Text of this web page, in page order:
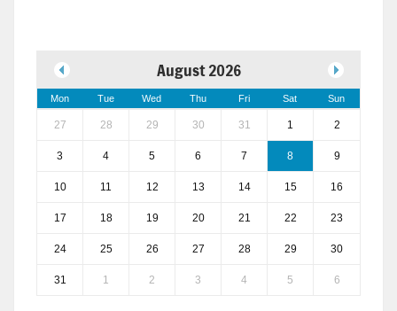
August 2026
Mon Tue Wed Thu Fri Sat Sun
27 28 29 30 31 1 2
3 4 5 6 7 8 9
10 11 12 13 14 15 16
17 18 19 20 21 22 23
24 25 26 27 28 29 30
31 1 2 3 4 5 6